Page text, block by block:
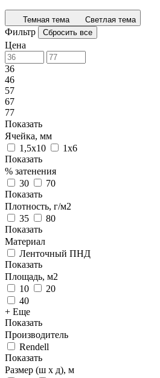
Темная тема Светлая тема
Фильтр Сбросить все
Цена
36
46
57
67
77
Показать
Ячейка, мм
1,5х10
1х6
Показать
% затенения
30
70
Показать
Плотность, г/м2
35
80
Показать
Материал
Ленточный ПНД
Показать
Площадь, м2
10
20
40
+ Еще
Показать
Производитель
Rendell
Показать
Размер (ш х д), м